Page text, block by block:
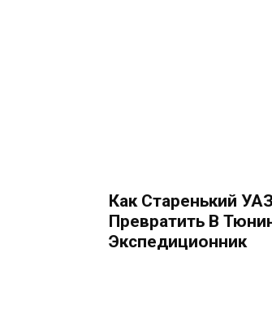
Как Старенький
Превратить В
Экспедиционник